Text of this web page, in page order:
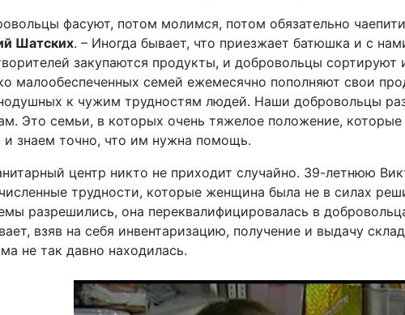
фасуют, потом молимся, потом обязательно
Шатских. – Иногда бывает, что приезжает батюшка и с
закупаются продукты, и добровольцы
малообеспеченных семей ежемесячно пополняют свои
к чужим трудностям людей. Наши добровольцы
Это семьи, в которых очень тяжелое положение,
и знаем точно, что им нужна помощь.
центр никто не приходит случайно. 39-летнюю
трудности, которые женщина была не в силах
разрешились, она переквалифицировалась в
взяв на себя инвентаризацию, получение и выдачу
не так давно находилась.